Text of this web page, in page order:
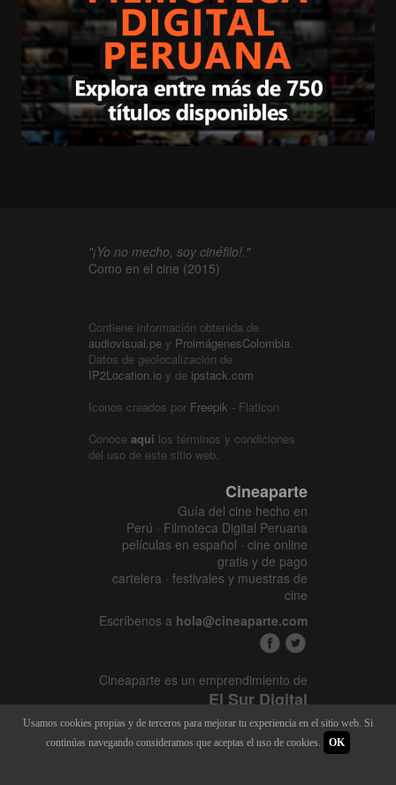
"¡Yo no mecho, soy cinéfilo!."
Como en el cine (2015)
Contiene información obtenida de
audiovisual.pe y ProimágenesColombia.
Datos de geolocalización de
IP2Location.io y de ipstack.com
Iconos creados por Freepik - Flaticon
Conoce aquí los términos y condiciones
del uso de este sitio web.
Cineaparte
Guía del cine hecho en
Perú · Filmoteca Digital Peruana
películas en español · cine online
gratis y de pago
cartelera · festivales y muestras de
cine
Escríbenos a hola@cineaparte.com
Cineaparte es un emprendimiento de
El Sur Digital
www.elsurcine.com
Desarrollado porSALA247
Usamos cookies propias y de terceros para mejorar tu experiencia en el sitio web. Si
continúas navegando consideramos que aceptas el uso de cookies.
OK